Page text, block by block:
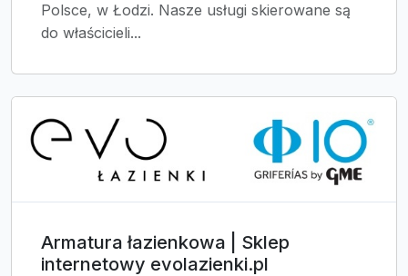
Polsce, w Łodzi. Nasze usługi skierowane są
do właścicieli...
Armatura łazienkowa | Sklep
internetowy evolazienki.pl